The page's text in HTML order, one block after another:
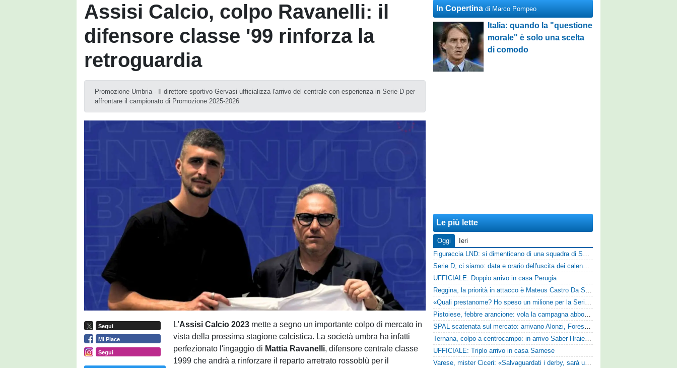
Assisi Calcio, colpo Ravanelli: il
difensore classe '99 rinforza la
retroguardia
Promozione Umbria - Il direttore sportivo Gervasi ufficializza l'arrivo del centrale con esperienza in Serie D per
affrontare il campionato di Promozione 2025-2026
Segui
Mi Piace
Segui
L'Assisi Calcio 2023 mette a segno un importante colpo di mercato in
vista della prossima stagione calcistica. La società umbra ha infatti
perfezionato l'ingaggio di Mattia Ravanelli, difensore centrale classe
1999 che andrà a rinforzare il reparto arretrato rossoblù per il
In Copertina di Marco Pompeo
Italia: quando la "questione
morale" è solo una scelta
di comodo
Le più lette
Oggi
Ieri
Figuraccia LND: si dimenticano di una squadra di Serie D, è da rifare il programma Coppa Italia
Serie D, ci siamo: data e orario dell'uscita dei calendari ufficiali
UFFICIALE: Doppio arrivo in casa Perugia
Reggina, la priorità in attacco è Mateus Castro Da Silva: ore decisive per la fumata bianca
«Quali prestanome? Ho speso un milione per la Serie D»: Bandecchi rompe il silenzio sul futuro della Ternana
Pistoiese, febbre arancione: vola la campagna abbonamenti, superata quota 750 tessere
SPAL scatenata sul mercato: arrivano Alonzi, Foresta, Munaretto e Tobia
Ternana, colpo a centrocampo: in arrivo Saber Hraiech, per Scappini si attende l'accordo
UFFICIALE: Triplo arrivo in casa Sarnese
Varese, mister Ciceri: «Salvaguardati i derby, sarà un campionato avvincente»